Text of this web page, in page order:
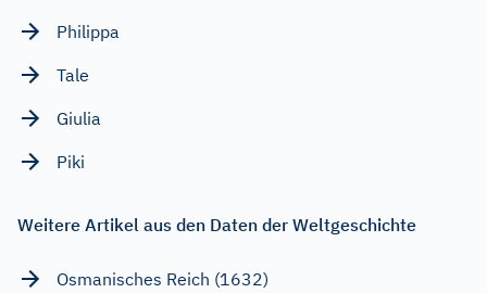
Philippa
Tale
Giulia
Piki
Weitere Artikel aus den Daten der Weltgeschichte
Osmanisches Reich (1632)